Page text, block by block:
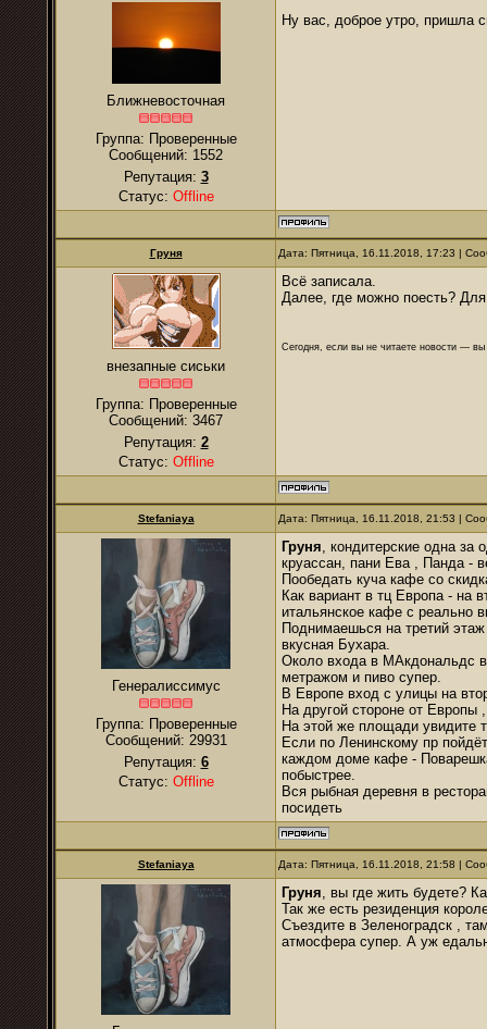
Ближневосточная
Группа: Проверенные
Сообщений: 1552
Репутация: 3
Статус: Offline
Ну вас, доброе утро, пришла
Груня Дата: Пятница, 16.11.2018, 17:23 |
внезапные сиськи
Группа: Проверенные
Сообщений: 3467
Репутация: 2
Статус: Offline
Всё записала.
Далее, где можно поесть?
Сегодня, если вы не читаете новости —
Stefaniaya Дата: Пятница, 16.11.2018, 21:53 |
Генералиссимус
Группа: Проверенные
Сообщений: 29931
Репутация: 6
Статус: Offline
Груня, кондитерские одна за
круассан, пани Ева , Панда -
Пообедать куча кафе со
Как вариант в тц Европа - на
итальянское кафе с реально
Поднимаешься на третий
вкусная Бухара.
Около входа в МАкдональдс в
метражом и пиво супер.
В Европе вход с улицы на
На другой стороне от Европы
На этой же площади увидите
Если по Ленинскому пр
каждом доме кафе -
побыстрее.
Вся рыбная деревня в
посидеть
Stefaniaya Дата: Пятница, 16.11.2018, 21:58 |
Груня, вы где жить будете?
Так же есть резиденция
Съездите в Зеленоградск ,
атмосфера супер. А уж